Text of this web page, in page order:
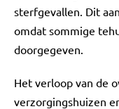
sterfgevallen. Dit
omdat sommige
doorgegeven.
Het verloop van de
verzorgingshuizen